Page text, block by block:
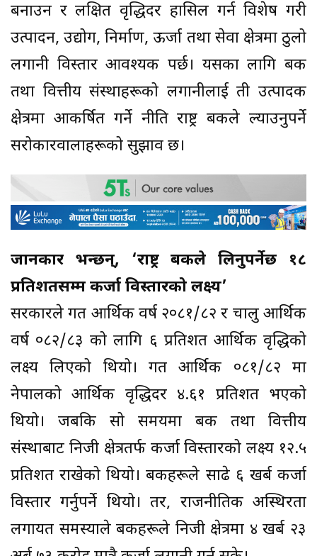
बनाउन र लक्षित वृद्धिदर हासिल गर्न विशेष गरी
उत्पादन, उद्योग, निर्माण, ऊर्जा तथा सेवा क्षेत्रमा ठुलो
लगानी विस्तार आवश्यक पर्छ। यसका लागि बैंक
तथा वित्तीय संस्थाहरूको लगानीलाई ती उत्पादक
क्षेत्रमा आकर्षित गर्ने नीति राष्ट्र बैंकले ल्याउनुपर्ने
सरोकारवालाहरूको सुझाव छ।
जानकार भन्छन्, ‘राष्ट्र बैंकले लिनुपर्नेछ १८
प्रतिशतसम्म कर्जा विस्तारको लक्ष्य’
सरकारले गत आर्थिक वर्ष २०८१/८२ र चालु आर्थिक
वर्ष ०८२/८३ को लागि ६ प्रतिशत आर्थिक वृद्धिको
लक्ष्य लिएको थियो। गत आर्थिक ०८१/८२ मा
नेपालको आर्थिक वृद्धिदर ४.६१ प्रतिशत भएको
थियो। जबकि सो समयमा बैंक तथा वित्तीय
संस्थाबाट निजी क्षेत्रतर्फ कर्जा विस्तारको लक्ष्य १२.५
प्रतिशत राखेको थियो। बैंकहरूले साढे ६ खर्ब कर्जा
विस्तार गर्नुपर्ने थियो। तर, राजनीतिक अस्थिरता
लगायत समस्याले बैंकहरूले निजी क्षेत्रमा ४ खर्ब २३